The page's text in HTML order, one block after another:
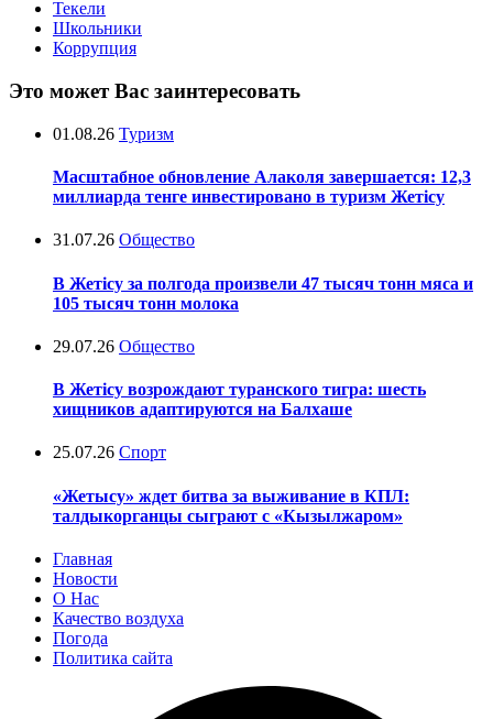
Текели
Школьники
Коррупция
Это может Вас заинтересовать
01.08.26 Туризм
Масштабное обновление Алаколя завершается: 12,3
миллиарда тенге инвестировано в туризм Жетісу
31.07.26 Общество
В Жетісу за полгода произвели 47 тысяч тонн мяса и
105 тысяч тонн молока
29.07.26 Общество
В Жетісу возрождают туранского тигра: шесть
хищников адаптируются на Балхаше
25.07.26 Спорт
«Жетысу» ждет битва за выживание в КПЛ:
талдыкорганцы сыграют с «Кызылжаром»
Главная
Новости
О Нас
Качество воздуха
Погода
Политика сайта